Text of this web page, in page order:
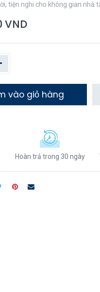
tiện nghi cho không gian nhà
VND
vào giỏ hàng
Hoàn trả trong 30 ngày